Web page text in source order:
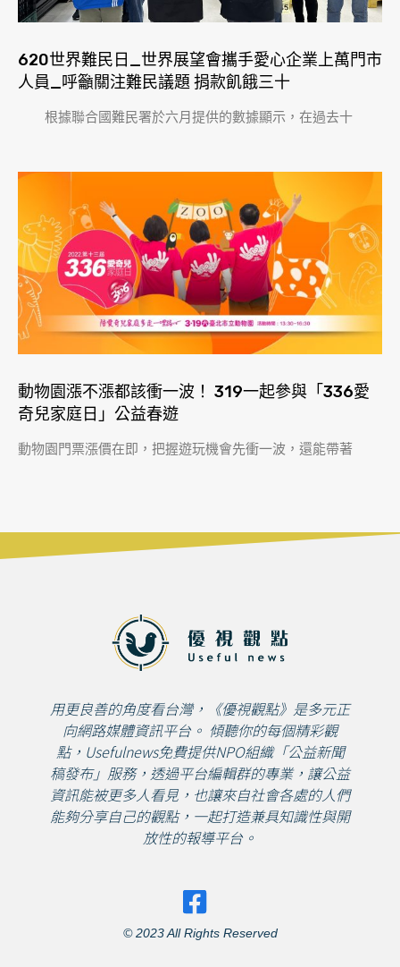
620世界難民日_世界展望會攜手愛心企業上萬門市
人員_呼籲關注難民議題 捐款飢餓三十
根據聯合國難民署於六月提供的數據顯示，在過去十
動物園漲不漲都該衝一波！ 319一起參與「336愛
奇兒家庭日」公益春遊
動物園門票漲價在即，把握遊玩機會先衝一波，還能帶著
用更良善的角度看台灣，《優視觀點》是多元正
向網路媒體資訊平台。 傾聽你的每個精彩觀
點，Usefulnews免費提供NPO組織「公益新聞
稿發布」服務，透過平台編輯群的專業，讓公益
資訊能被更多人看見，也讓來自社會各處的人們
能夠分享自己的觀點，一起打造兼具知識性與開
放性的報導平台。
© 2023 All Rights Reserved